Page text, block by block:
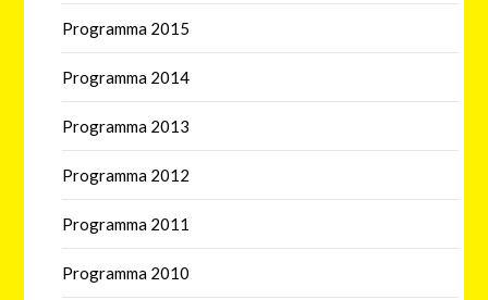
Programma 2015
Programma 2014
Programma 2013
Programma 2012
Programma 2011
Programma 2010